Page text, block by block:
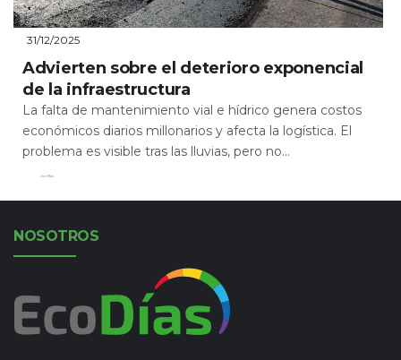
31/12/2025
Advierten sobre el deterioro exponencial
de la infraestructura
La falta de mantenimiento vial e hídrico genera costos
económicos diarios millonarios y afecta la logística. El
problema es visible tras las lluvias, pero no...
Leer Más
NOSOTROS